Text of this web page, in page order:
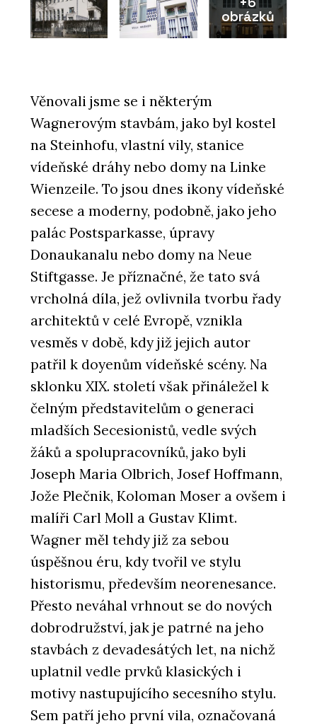
obrázků
Věnovali jsme se i některým
Wagnerovým stavbám, jako byl kostel
na Steinhofu, vlastní vily, stanice
vídeňské dráhy nebo domy na Linke
Wienzeile. To jsou dnes ikony vídeňské
secese a moderny, podobně, jako jeho
palác Postsparkasse, úpravy
Donaukanalu nebo domy na Neue
Stiftgasse. Je příznačné, že tato svá
vrcholná díla, jež ovlivnila tvorbu řady
architektů v celé Evropě, vznikla
vesměs v době, kdy již jejich autor
patřil k doyenům vídeňské scény. Na
sklonku XIX. století však přináležel k
čelným představitelům o generaci
mladších Secesionistů, vedle svých
žáků a spolupracovníků, jako byli
Joseph Maria Olbrich, Josef Hoffmann,
Jože Plečnik, Koloman Moser a ovšem i
malíři Carl Moll a Gustav Klimt.
Wagner měl tehdy již za sebou
úspěšnou éru, kdy tvořil ve stylu
historismu, především neorenesance.
Přesto neváhal vrhnout se do nových
dobrodružství, jak je patrné na jeho
stavbách z devadesátých let, na nichž
uplatnil vedle prvků klasických i
motivy nastupujícího secesního stylu.
Sem patří jeho první vila, označovaná